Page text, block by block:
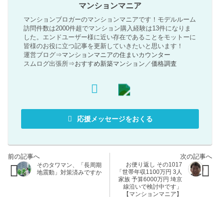
マンションマニア
マンションブロガーのマンションマニアです！モデルルーム
訪問件数は2000件超でマンション購入経験は13件になりま
した。エンドユーザー様に近い存在であることをモットーに
皆様のお役に立つ記事を更新していきたいと思います！
運営ブログ⇒マンションマニアの住まいカウンター
スムログ出張所⇒おすすめ新築マンション ／価格調査
応援メッセージをおくる
そのタワマン、「長周期
地震動」対策済みですか
お便り返し その1017
「世帯年収1100万円 3人
家族 予算6000万円 埼京
線沿いで検討中です」
【マンションマニア】